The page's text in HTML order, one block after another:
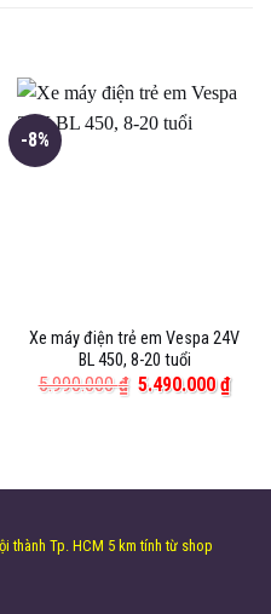
-8%
Xe máy điện trẻ em Vespa 24V
BL 450, 8-20 tuổi
5.990.000₫ Giá
5.490.000₫Giá
hiện
thành Tp. HCM 5 km tính từ shop